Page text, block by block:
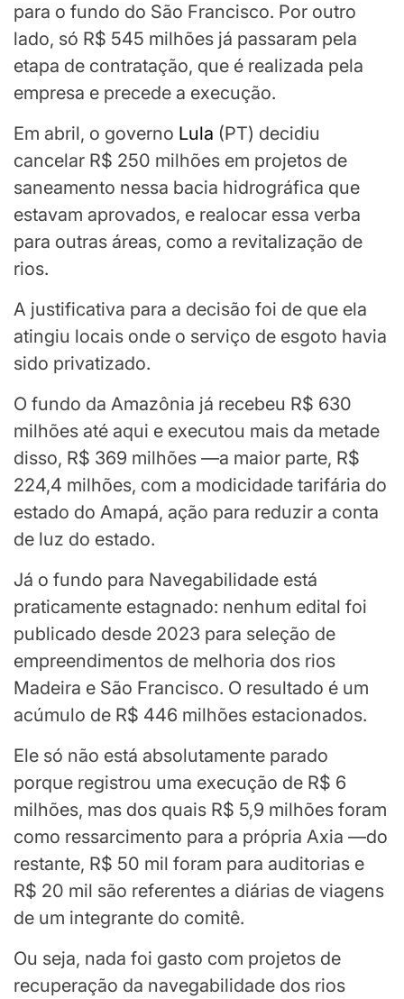
para o fundo do São Francisco. Por outro
lado, só R$ 545 milhões já passaram pela
etapa de contratação, que é realizada pela
empresa e precede a execução.
Em abril, o governo Lula (PT) decidiu
cancelar R$ 250 milhões em projetos de
saneamento nessa bacia hidrográfica que
estavam aprovados, e realocar essa verba
para outras áreas, como a revitalização de
rios.
A justificativa para a decisão foi de que ela
atingiu locais onde o serviço de esgoto havia
sido privatizado.
O fundo da Amazônia já recebeu R$ 630
milhões até aqui e executou mais da metade
disso, R$ 369 milhões —a maior parte, R$
224,4 milhões, com a modicidade tarifária do
estado do Amapá, ação para reduzir a conta
de luz do estado.
Já o fundo para Navegabilidade está
praticamente estagnado: nenhum edital foi
publicado desde 2023 para seleção de
empreendimentos de melhoria dos rios
Madeira e São Francisco. O resultado é um
acúmulo de R$ 446 milhões estacionados.
Ele só não está absolutamente parado
porque registrou uma execução de R$ 6
milhões, mas dos quais R$ 5,9 milhões foram
como ressarcimento para a própria Axia —do
restante, R$ 50 mil foram para auditorias e
R$ 20 mil são referentes a diárias de viagens
de um integrante do comitê.
Ou seja, nada foi gasto com projetos de
recuperação da navegabilidade dos rios